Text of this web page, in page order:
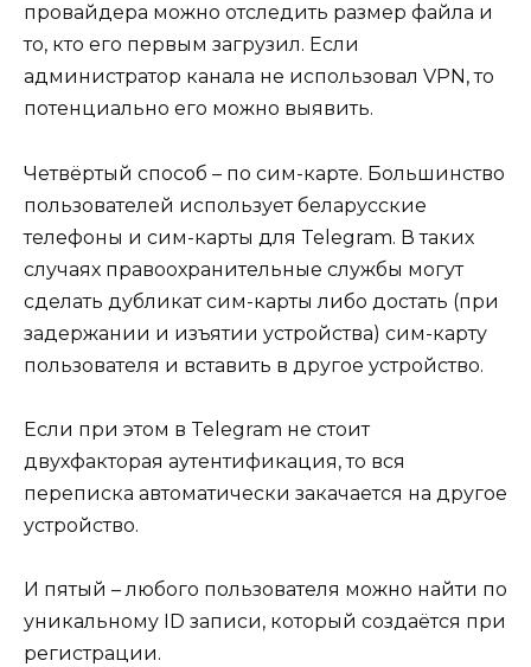
провайдера можно отследить размер файла и
то, кто его первым загрузил. Если
администратор канала не использовал VPN, то
потенциально его можно выявить.
Четвёртый способ – по сим-карте. Большинство
пользователей использует беларусские
телефоны и сим-карты для Telegram. В таких
случаях правоохранительные службы могут
сделать дубликат сим-карты либо достать (при
задержании и изъятии устройства) сим-карту
пользователя и вставить в другое устройство.
Если при этом в Telegram не стоит
двухфакторая аутентификация, то вся
переписка автоматически закачается на другое
устройство.
И пятый – любого пользователя можно найти по
уникальному ID записи, который создаётся при
регистрации.